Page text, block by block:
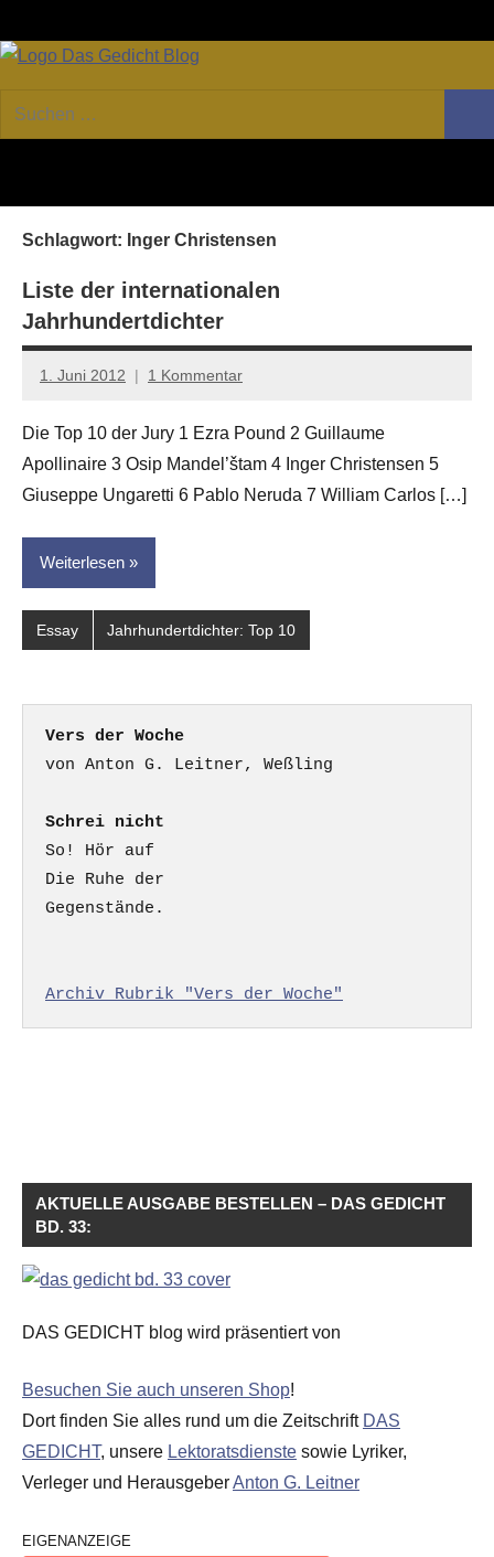
Inhalt
GEDICHT
Forum
von
Essay
und
Kritik
Suchen
nach:
Schlagwort: Inger Christensen
Liste der internationalen
Jahrhundertdichter
1. Juni 2012
Anton
Leitner
1 Kommentar
Die Top 10 der Jury 1 Ezra Pound 2 Guillaume
Apollinaire 3 Osip Mandel’štam 4 Inger Christensen 5
Giuseppe Ungaretti 6 Pablo Neruda 7 William Carlos […]
Weiterlesen
Essay Jahrhundertdichter: Top 10
Vers der Woche
Schrei nicht
So! Hör auf
Die Ruhe der
Gegenstände.
Archiv Rubrik "Vers der Woche"
AKTUELLE AUSGABE BESTELLEN – DAS GEDICHT
BD. 33:
DAS GEDICHT blog wird präsentiert von
Besuchen Sie auch unseren Shop!
Dort finden Sie alles rund um die Zeitschrift DAS
GEDICHT, unsere Lektoratsdienste sowie Lyriker,
Verleger und HerausgeberAnton G. Leitner
EIGENANZEIGE